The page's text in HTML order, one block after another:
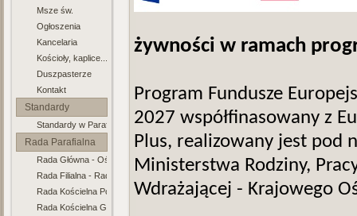
Msze św.
Ogłoszenia
Kancelaria
Kościoły, kaplice...
Duszpasterze
Kontakt
Standardy
Ochrony Dzieci
Standardy w Parafii
Rada Parafialna
Rada Główna - Ośno
Rada Filialna - Radachów
Rada Kościelna Połęcko
Rada Kościelna Gronów
żywności w ramach
Program Fundusze
2027 współfinasowany z
Plus, realizowany jest pod
Ministerstwa Rodziny,
Wdrażającej - Krajowego